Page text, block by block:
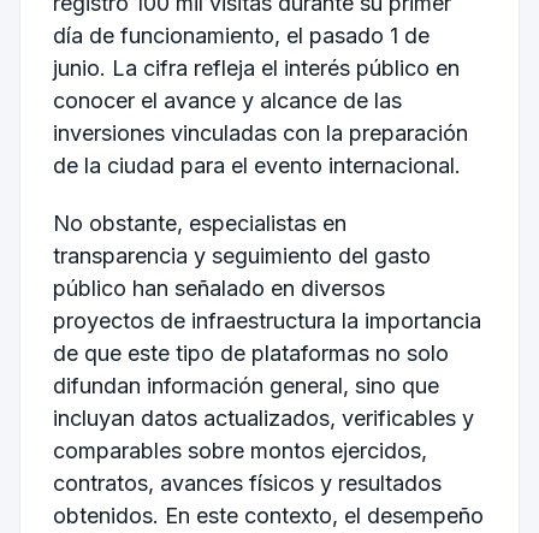
día de funcionamiento, el pasado 1 de
junio. La cifra refleja el interés público en
conocer el avance y alcance de las
inversiones vinculadas con la preparación
de la ciudad para el evento internacional.
No obstante, especialistas en
transparencia y seguimiento del gasto
público han señalado en diversos
proyectos de infraestructura la importancia
de que este tipo de plataformas no solo
difundan información general, sino que
incluyan datos actualizados, verificables y
comparables sobre montos ejercidos,
contratos, avances físicos y resultados
obtenidos. En este contexto, el desempeño